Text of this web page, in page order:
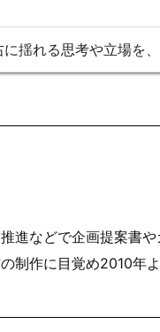
揺れる思考や立場を
進などで企画提案書
制作に目覚め2010年